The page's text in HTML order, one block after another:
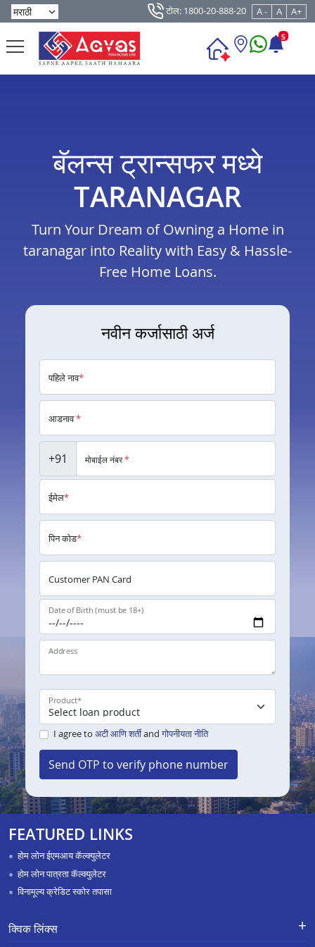
टोल: 1800-20-888-20 A - A A+
5
बॅलन्स ट्रान्सफर मध्ये
TARANAGAR
Turn Your Dream of Owning a Home in
taranagar into Reality with Easy & Hassle-
Free Home Loans.
नवीन कर्जासाठी अर्ज
पहिले नाव*
आडनाव*
+91 मोबाईल नंबर*
ईमेल*
पिन कोड*
Customer PAN Card
Date of Birth (must be 18+)
Address
Product*
I agree to अटी आणि शर्तीand गोपनीयता नीति
Send OTP to verify phone number
FEATURED LINKS
होम लोन ईएमआय कॅल्क्युलेटर
होम लोन पात्रता कॅल्क्युलेटर
विनामूल्य क्रेडिट स्कोर तपासा
क्विक लिंक्स